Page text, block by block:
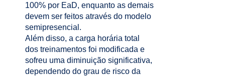
100% por EaD, enquanto as demais
devem ser feitos através do modelo
semipresencial.
Além disso, a carga horária total
dos treinamentos foi modificada e
sofreu uma diminuição significativa,
dependendo do grau de risco da